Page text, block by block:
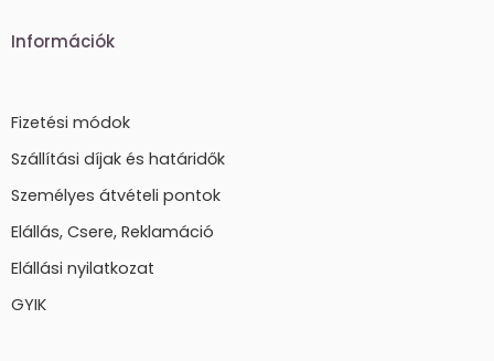
Információk
Fizetési módok
Szállítási díjak és határidők
Személyes átvételi pontok
Elállás, Csere, Reklamáció
Elállási nyilatkozat
GYIK